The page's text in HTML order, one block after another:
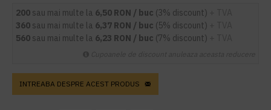
200 sau mai multe la 6,50 RON / buc (3% discount)
360 sau mai multe la 6,37 RON / buc (5% discount)
560 sau mai multe la 6,23 RON / buc (7% discount)
INTREABA DESPRE ACEST PRODUS